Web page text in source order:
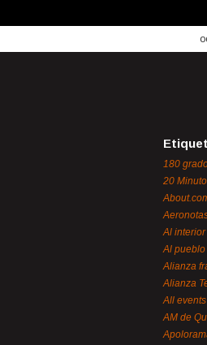
180
20
Al
Al
Alianza
Alianza
All events
AM de